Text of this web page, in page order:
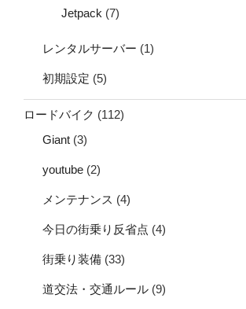
Jetpack (7)
レンタルサーバー (1)
初期設定 (5)
ロードバイク (112)
Giant (3)
youtube (2)
メンテナンス (4)
今日の街乗り反省点 (4)
街乗り装備 (33)
道交法・交通ルール (9)